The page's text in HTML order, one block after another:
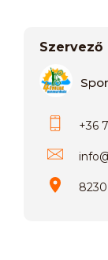
Szervező
+36
info